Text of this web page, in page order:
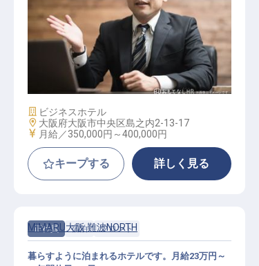
支配人候補
施設業態
ビジネスホテル
勤務地
大阪府大阪市中央区島之内2-13-17
給与
月給／350,000円～400,000円
キープする 詳しく見る
正社員 宿泊 フロント
MIMARU大阪 難波NORTH
暮らすように泊まれるホテルです。月給23万円～